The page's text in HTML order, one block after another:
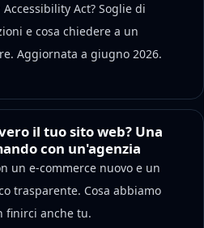
Act? Soglie di
e cosa chiedere a un
Aggiornata a giugno 2026.
il tuo sito web? Una
con un'agenzia
un e-commerce nuovo e un
trasparente. Cosa abbiamo
finirci anche tu.